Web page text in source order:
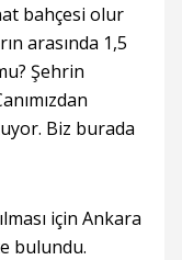
bahçesi olur
arasında 1,5
Şehrin
Biz burada
için Ankara
bulundu.